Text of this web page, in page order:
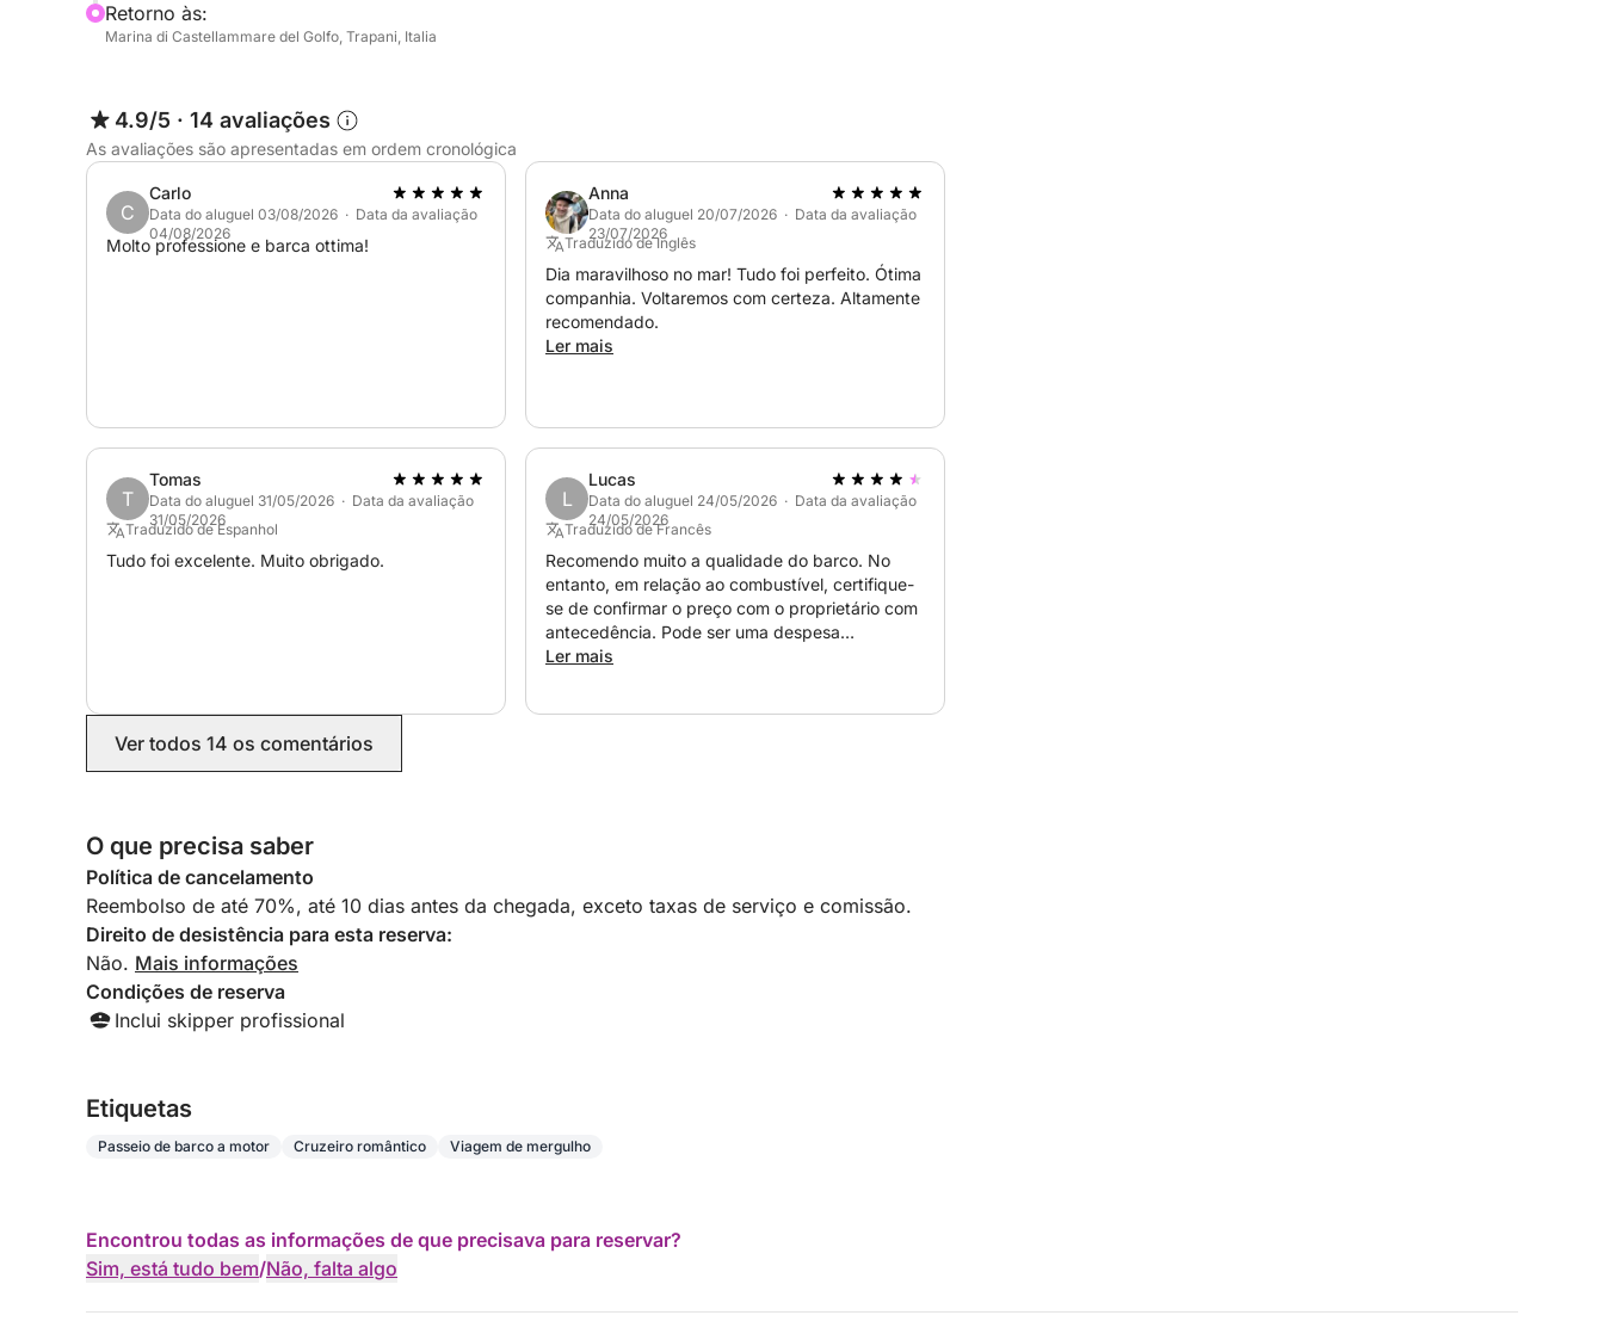
Retorno às:
Marina di Castellammare del Golfo, Trapani, Italia
4.9/5 · 14 avaliações
As avaliações são apresentadas em ordem cronológica
C
Carlo
Data do aluguel 03/08/2026 · Data da avaliação
04/08/2026
Molto professione e barca ottima!
Anna
Data do aluguel 20/07/2026 · Data da avaliação
23/07/2026
Traduzido de Inglês
Dia maravilhoso no mar! Tudo foi perfeito. Ótima
companhia. Voltaremos com certeza. Altamente
recomendado.
Ler mais
T
Tomas
Data do aluguel 31/05/2026 · Data da avaliação
31/05/2026
Traduzido de Espanhol
Tudo foi excelente. Muito obrigado.
L
Lucas
Data do aluguel 24/05/2026 · Data da avaliação
24/05/2026
Traduzido de Francês
Recomendo muito a qualidade do barco. No
entanto, em relação ao combustível, certifique-
se de confirmar o preço com o proprietário com
antecedência. Pode ser uma despesa
inesperada e não há possibilidade de
Ler mais
Ver todos 14 os comentários
O que precisa saber
Política de cancelamento
Reembolso de até 70%, até 10 dias antes da chegada, exceto taxas de serviço e comissão.
Direito de desistência para esta reserva:
Não. Mais informações
Condições de reserva
Inclui skipper profissional
Etiquetas
Passeio de barco a motor Cruzeiro romântico Viagem de mergulho
Encontrou todas as informações de que precisava para reservar?
Sim, está tudo bem/Não, falta algo